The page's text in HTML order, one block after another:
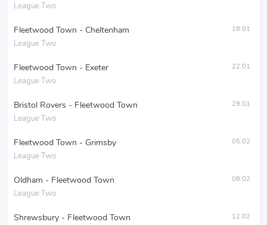
League Two
Fleetwood Town - Cheltenham
League Two
18.01
Fleetwood Town - Exeter
League Two
22.01
Bristol Rovers - Fleetwood Town
League Two
29.01
Fleetwood Town - Grimsby
League Two
05.02
Oldham - Fleetwood Town
League Two
08.02
Shrewsbury - Fleetwood Town 12.02